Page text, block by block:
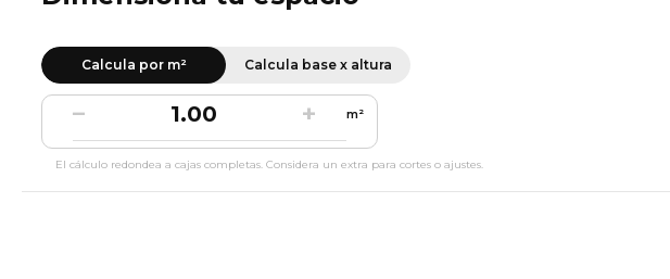
Calcula por m² Calcula base x altura
− + m²
El cálculo redondea a cajas completas. Considera un extra para cortes o ajustes.